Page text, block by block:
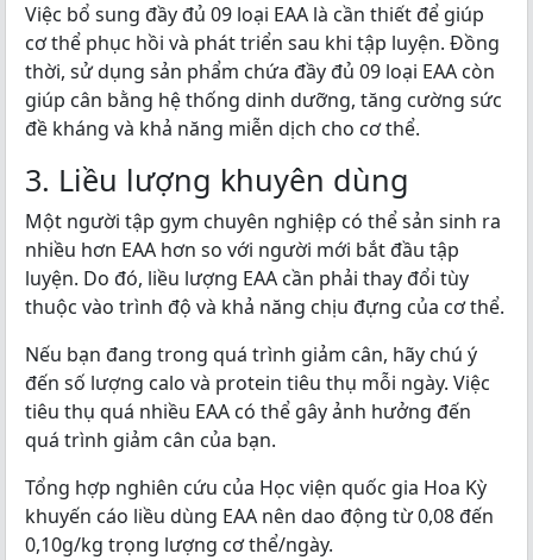
Việc bổ sung đầy đủ 09 loại EAA là cần thiết để giúp
cơ thể phục hồi và phát triển sau khi tập luyện. Đồng
thời, sử dụng sản phẩm chứa đầy đủ 09 loại EAA còn
giúp cân bằng hệ thống dinh dưỡng, tăng cường sức
đề kháng và khả năng miễn dịch cho cơ thể.
3. Liều lượng khuyên dùng
Một người tập gym chuyên nghiệp có thể sản sinh ra
nhiều hơn EAA hơn so với người mới bắt đầu tập
luyện. Do đó, liều lượng EAA cần phải thay đổi tùy
thuộc vào trình độ và khả năng chịu đựng của cơ thể.
Nếu bạn đang trong quá trình giảm cân, hãy chú ý
đến số lượng calo và protein tiêu thụ mỗi ngày. Việc
tiêu thụ quá nhiều EAA có thể gây ảnh hưởng đến
quá trình giảm cân của bạn.
Tổng hợp nghiên cứu của Học viện quốc gia Hoa Kỳ
khuyến cáo liều dùng EAA nên dao động từ 0,08 đến
0,10g/kg trọng lượng cơ thể/ngày.